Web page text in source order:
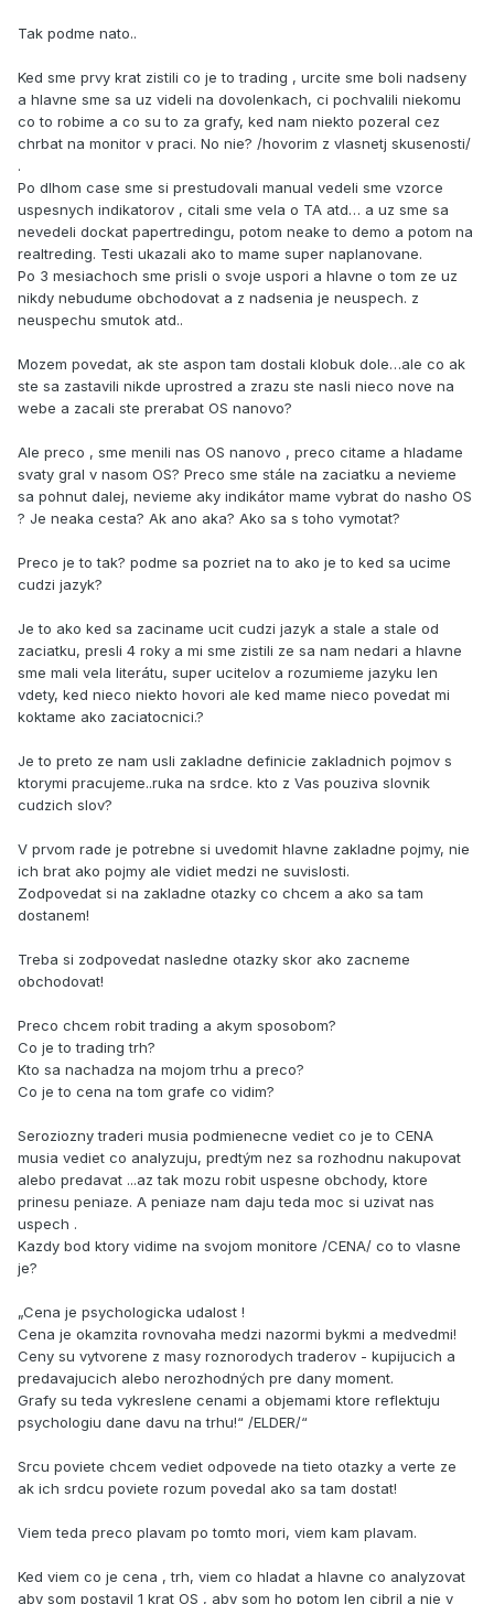
Tak podme nato..
Ked sme prvy krat zistili co je to trading , urcite sme boli nadseny
a hlavne sme sa uz videli na dovolenkach, ci pochvalili niekomu
co to robime a co su to za grafy, ked nam niekto pozeral cez
chrbat na monitor v praci. No nie? /hovorim z vlasnetj skusenosti/
.
Po dlhom case sme si prestudovali manual vedeli sme vzorce
uspesnych indikatorov , citali sme vela o TA atd… a uz sme sa
nevedeli dockat papertredingu, potom neake to demo a potom na
realtreding. Testi ukazali ako to mame super naplanovane.
Po 3 mesiachoch sme prisli o svoje uspori a hlavne o tom ze uz
nikdy nebudume obchodovat a z nadsenia je neuspech. z
neuspechu smutok atd..
Mozem povedat, ak ste aspon tam dostali klobuk dole…ale co ak
ste sa zastavili nikde uprostred a zrazu ste nasli nieco nove na
webe a zacali ste prerabat OS nanovo?
Ale preco , sme menili nas OS nanovo , preco citame a hladame
svaty gral v nasom OS? Preco sme stále na zaciatku a nevieme
sa pohnut dalej, nevieme aky indikátor mame vybrat do nasho OS
? Je neaka cesta? Ak ano aka? Ako sa s toho vymotat?
Preco je to tak? podme sa pozriet na to ako je to ked sa ucime
cudzi jazyk?
Je to ako ked sa zaciname ucit cudzi jazyk a stale a stale od
zaciatku, presli 4 roky a mi sme zistili ze sa nam nedari a hlavne
sme mali vela literátu, super ucitelov a rozumieme jazyku len
vdety, ked nieco niekto hovori ale ked mame nieco povedat mi
koktame ako zaciatocnici.?
Je to preto ze nam usli zakladne definicie zakladnich pojmov s
ktorymi pracujeme..ruka na srdce. kto z Vas pouziva slovnik
cudzich slov?
V prvom rade je potrebne si uvedomit hlavne zakladne pojmy, nie
ich brat ako pojmy ale vidiet medzi ne suvislosti.
Zodpovedat si na zakladne otazky co chcem a ako sa tam
dostanem!
Treba si zodpovedat nasledne otazky skor ako zacneme
obchodovat!
Preco chcem robit trading a akym sposobom?
Co je to trading trh?
Kto sa nachadza na mojom trhu a preco?
Co je to cena na tom grafe co vidim?
Seroziozny traderi musia podmienecne vediet co je to CENA
musia vediet co analyzuju, predtým nez sa rozhodnu nakupovat
alebo predavat ...az tak mozu robit uspesne obchody, ktore
prinesu peniaze. A peniaze nam daju teda moc si uzivat nas
uspech .
Kazdy bod ktory vidime na svojom monitore /CENA/ co to vlasne
je?
„Cena je psychologicka udalost !
Cena je okamzita rovnovaha medzi nazormi bykmi a medvedmi!
Ceny su vytvorene z masy roznorodych traderov - kupijucich a
predavajucich alebo nerozhodných pre dany moment.
Grafy su teda vykreslene cenami a objemami ktore reflektuju
psychologiu dane davu na trhu!“ /ELDER/“
Srcu poviete chcem vediet odpovede na tieto otazky a verte ze
ak ich srdcu poviete rozum povedal ako sa tam dostat!
Viem teda preco plavam po tomto mori, viem kam plavam.
Ked viem co je cena , trh, viem co hladat a hlavne co analyzovat
aby som postavil 1 krat OS , aby som ho potom len cibril a nie v